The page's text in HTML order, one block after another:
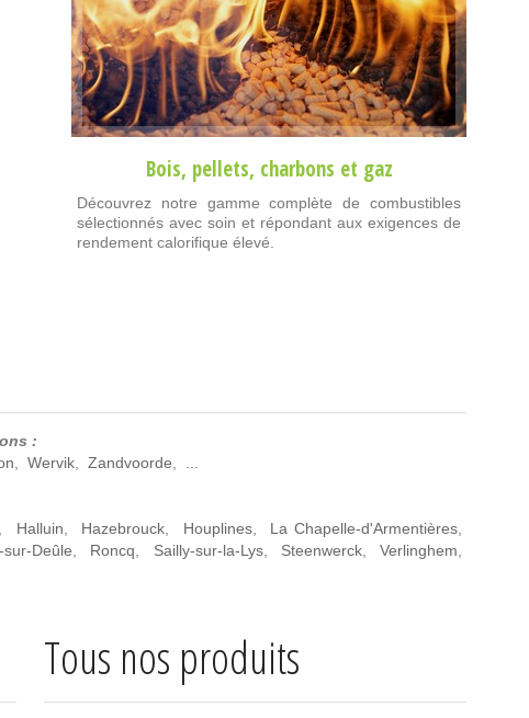
Bois, pellets, charbons et gaz
Découvrez notre gamme complète de combustibles
sélectionnés avec soin et répondant aux exigences de
rendement calorifique élevé.
:
Wervik Zandvoorde
Halluin Hazebrouck Houplines, La Chapelle-d'Armentières
Deûle Roncq Sailly-sur-la-Lys, Steenwerck,Verlinghem
Tous nos produits